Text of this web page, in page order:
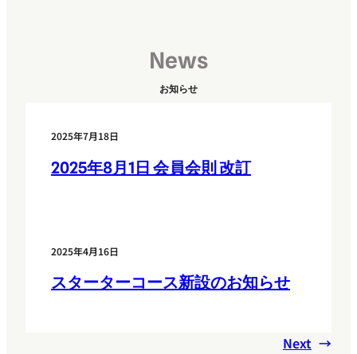
News
お知らせ
2025年7月18日
2025年8月1日 会員会則 改訂
2025年4月16日
スターターコース新設のお知らせ
Next →